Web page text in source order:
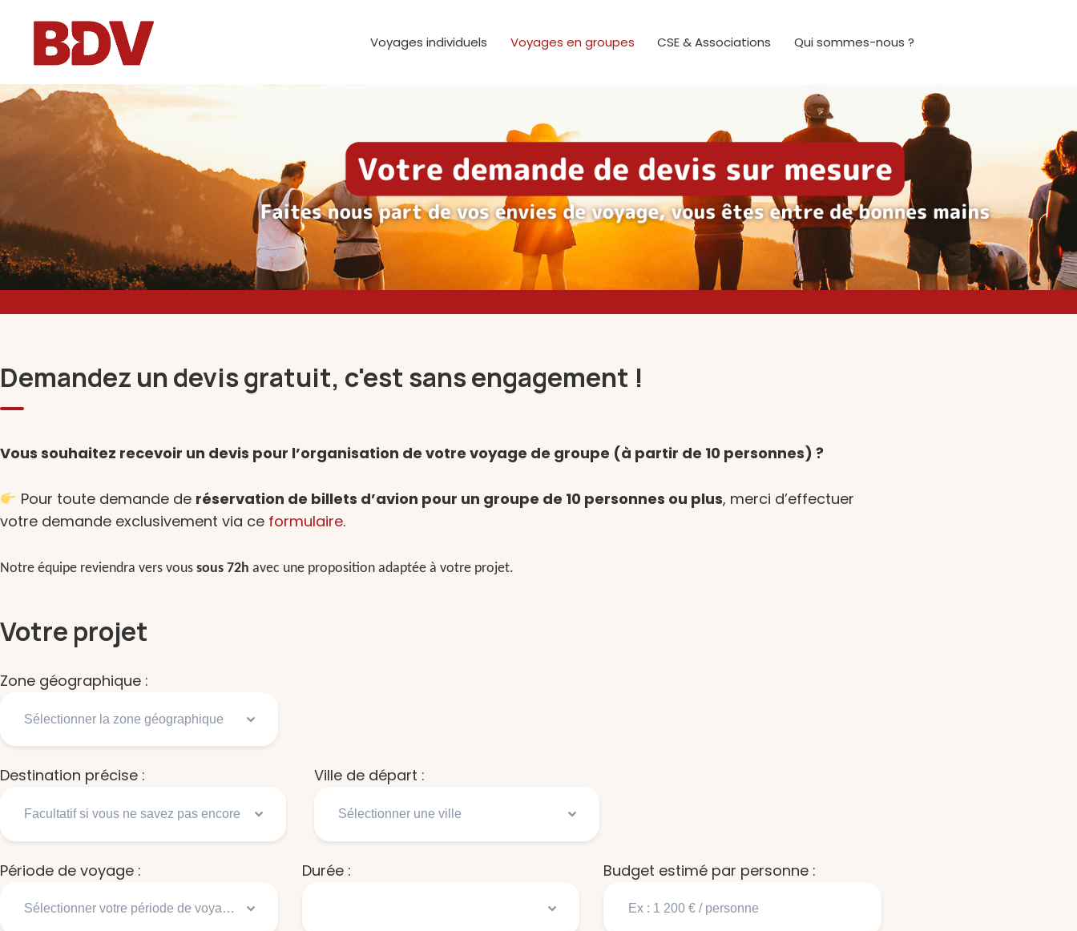
Voyages individuels Voyages en groupes CSE & Associations Qui sommes-nous ?
Voyages en groupes
Demandez un devis gratuit, c'est sans engagement !
Vous souhaitez recevoir un devis pour l’organisation de votre voyage de groupe (à partir de 10 personnes) ?
Pour toute demande de réservation de billets d’avion pour un groupe de 10 personnes ou plus, merci d’effectuer
votre demande exclusivement via ce formulaire.
Notre équipe reviendra vers vous sous 72h avec une proposition adaptée à votre projet.
Votre projet
Zone géographique :
Destination précise : Ville de départ :
Période de voyage : Durée : Budget estimé par personne :